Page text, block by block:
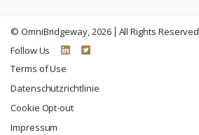
© OmniBridgeway, 2026
All Rights Reserved
Follow Us
Terms of Use
Datenschutzrichtlinie
Cookie Opt-out
Impressum